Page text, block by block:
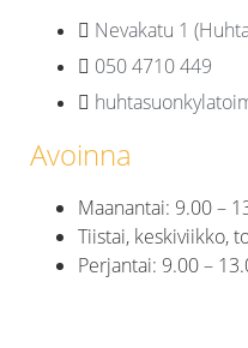
Nevakatu 1
050 4710 449
Avoinna
Maanantai: 9.00 –
Tiistai, keskiviikko,
Perjantai: 9.00 –